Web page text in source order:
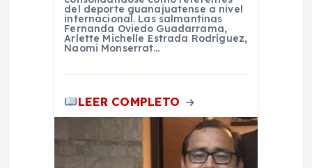
del deporte guanajuatense a nivel
internacional. Las salmantinas
Fernanda Oviedo Guadarrama,
Arlette Michelle Estrada Rodríguez,
Naomi Monserrat…
LEER COMPLETO